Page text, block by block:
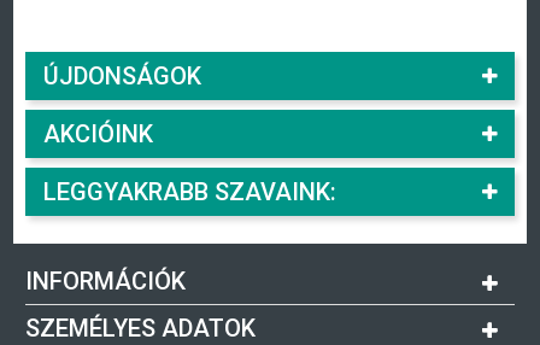
ÚJDONSÁGOK
AKCIÓINK
LEGGYAKRABB SZAVAINK:
INFORMÁCIÓK
SZEMÉLYES ADATOK